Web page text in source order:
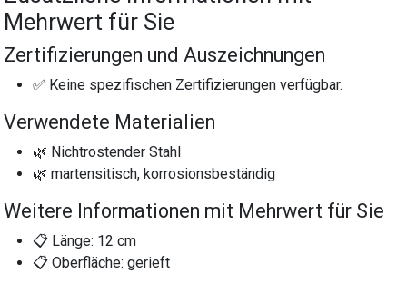
Mehrwert für Sie
Zertifizierungen und Auszeichnungen
✅ Keine spezifischen Zertifizierungen verfügbar.
Verwendete Materialien
🌿 Nichtrostender Stahl
🌿 martensitisch, korrosionsbeständig
Weitere Informationen mit Mehrwert für Sie
📋 Länge: 12 cm
📋 Oberfläche: gerieft